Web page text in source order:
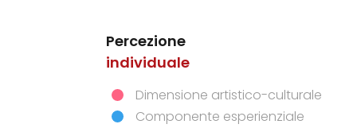
Personale
Mediazione culturale
Percezione
individuale
Dimensione artistico-culturale
Componente esperienziale
Qualità generale
Organizzazione